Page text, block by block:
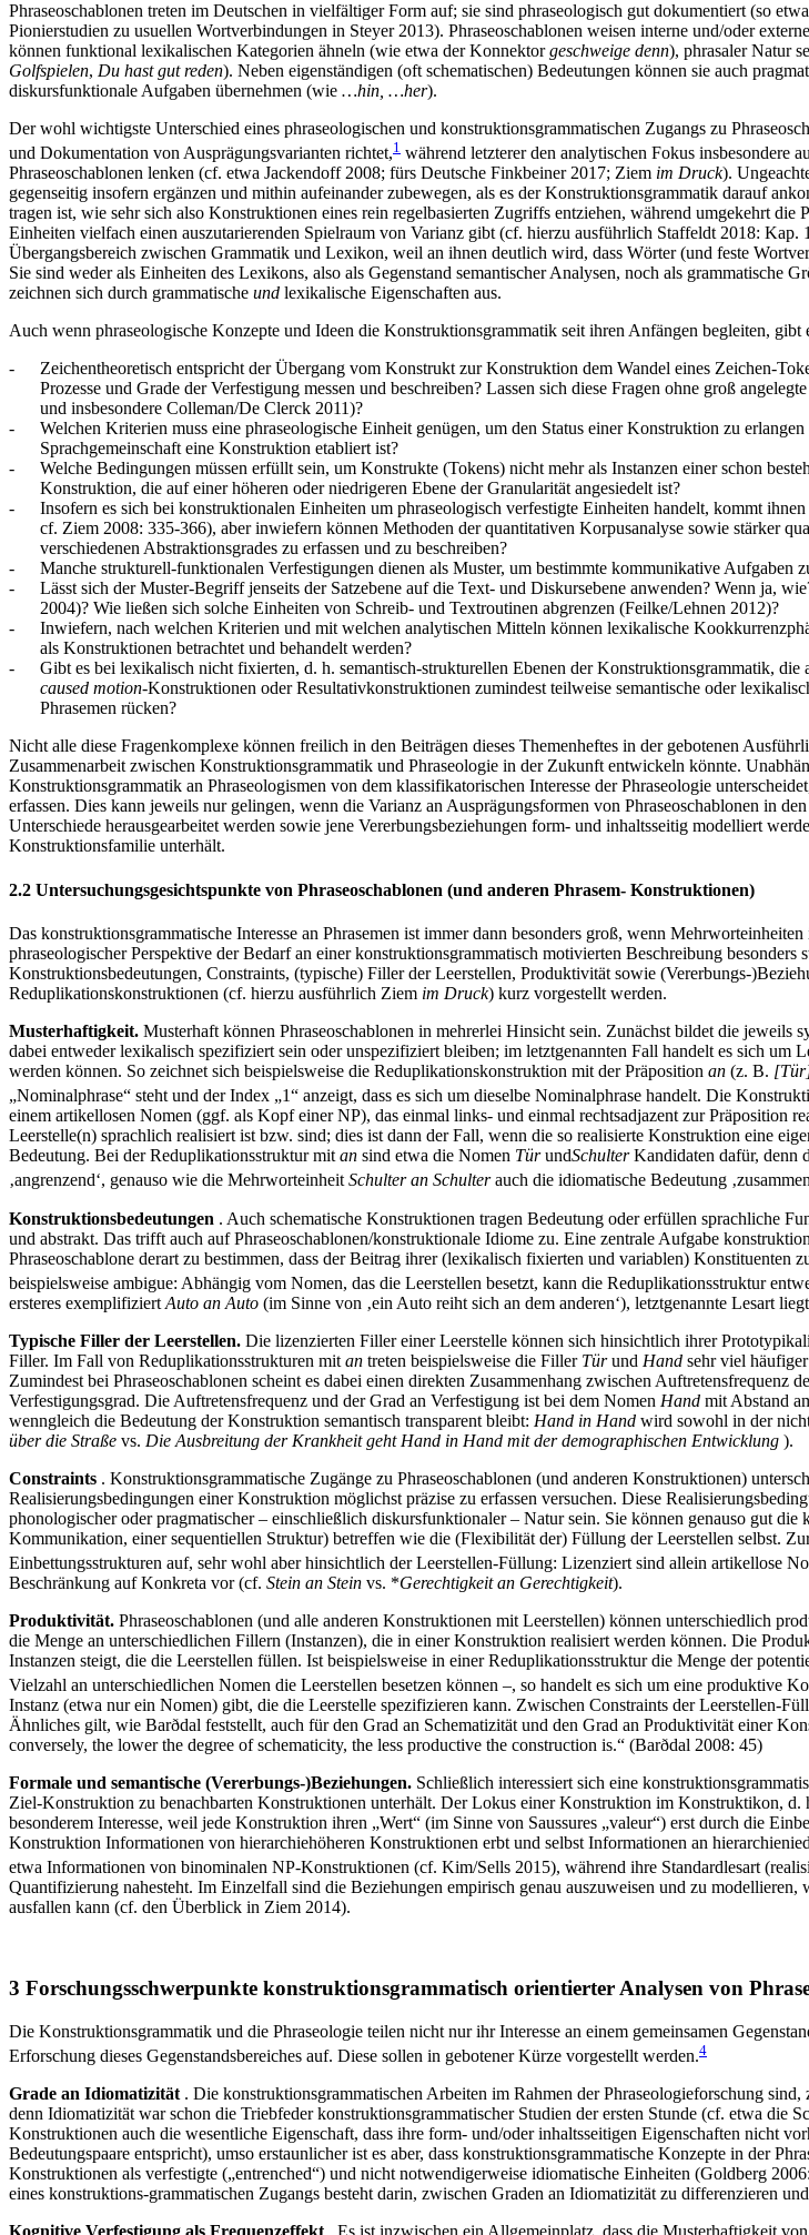
Phraseoschablonen treten im Deutschen in vielfältiger Form auf; sie sind phraseologisch gut dokumentiert (so
Pionierstudien zu usuellen Wortverbindungen in Steyer 2013). Phraseoschablonen weisen interne und/oder
können funktional lexikalischen Kategorien ähneln (wie etwa der Konnektorgeschweige denn), phrasaler Natur
Golfspielen, Du hast gut reden). Neben eigenständigen (oft schematischen) Bedeutungen können sie auch
diskursfunktionale Aufgaben übernehmen (wie …hin, …her).
Der wohl wichtigste Unterschied eines phraseologischen und konstruktionsgrammatischen Zugangs zu
und Dokumentation von Ausprägungsvarianten richtet,1 während letzterer den analytischen Fokus insbesondere
Phraseoschablonen lenken (cf. etwa Jackendoff 2008; fürs Deutsche Finkbeiner 2017; Ziem im Druck).
gegenseitig insofern ergänzen und mithin aufeinander zubewegen, als es der Konstruktionsgrammatik darauf
tragen ist, wie sehr sich also Konstruktionen eines rein regelbasierten Zugriffs entziehen, während umgekehrt die
Einheiten vielfach einen auszutarierenden Spielraum von Varianz gibt (cf. hierzu ausführlich Staffeldt 2018:
Übergangsbereich zwischen Grammatik und Lexikon, weil an ihnen deutlich wird, dass Wörter (und feste
Sie sind weder als Einheiten des Lexikons, also als Gegenstand semantischer Analysen, noch als grammatische
zeichnen sich durch grammatische und lexikalische Eigenschaften aus.
Auch wenn phraseologische Konzepte und Ideen die Konstruktionsgrammatik seit ihren Anfängen begleiten,
-
Zeichentheoretisch entspricht der Übergang vom Konstrukt zur Konstruktion dem Wandel eines Zeichen-
Prozesse und Grade der Verfestigung messen und beschreiben? Lassen sich diese Fragen ohne groß
und insbesondere Colleman/De Clerck 2011)?
-
Welchen Kriterien muss eine phraseologische Einheit genügen, um den Status einer Konstruktion zu
Sprachgemeinschaft eine Konstruktion etabliert ist?
-
Welche Bedingungen müssen erfüllt sein, um Konstrukte (Tokens) nicht mehr als Instanzen einer schon
Konstruktion, die auf einer höheren oder niedrigeren Ebene der Granularität angesiedelt ist?
-
Insofern es sich bei konstruktionalen Einheiten um phraseologisch verfestigte Einheiten handelt, kommt
cf. Ziem 2008: 335-366), aber inwiefern können Methoden der quantitativen Korpusanalyse sowie stärker
verschiedenen Abstraktionsgrades zu erfassen und zu beschreiben?
-
Manche strukturell-funktionalen Verfestigungen dienen als Muster, um bestimmte kommunikative Aufgaben
-
Lässt sich der Muster-Begriff jenseits der Satzebene auf die Text- und Diskursebene anwenden? Wenn ja,
2004)? Wie ließen sich solche Einheiten von Schreib- und Textroutinen abgrenzen (Feilke/Lehnen 2012)?
-
Inwiefern, nach welchen Kriterien und mit welchen analytischen Mitteln können lexikalische
als Konstruktionen betrachtet und behandelt werden?
-
Gibt es bei lexikalisch nicht fixierten, d. h. semantisch-strukturellen Ebenen der Konstruktionsgrammatik,
caused motion-Konstruktionen oder Resultativkonstruktionen zumindest teilweise semantische oder
Phrasemen rücken?
Nicht alle diese Fragenkomplexe können freilich in den Beiträgen dieses Themenheftes in der gebotenen
Zusammenarbeit zwischen Konstruktionsgrammatik und Phraseologie in der Zukunft entwickeln könnte.
Konstruktionsgrammatik an Phraseologismen von dem klassifikatorischen Interesse der Phraseologie
erfassen. Dies kann jeweils nur gelingen, wenn die Varianz an Ausprägungsformen von Phraseoschablonen in
Unterschiede herausgearbeitet werden sowie jene Vererbungsbeziehungen form- und inhaltsseitig modelliert
Konstruktionsfamilie unterhält.
2.2 Untersuchungsgesichtspunkte von Phraseoschablonen (und anderen Phrasem- Konstruktionen)
Das konstruktionsgrammatische Interesse an Phrasemen ist immer dann besonders groß, wenn
phraseologischer Perspektive der Bedarf an einer konstruktionsgrammatisch motivierten Beschreibung
Konstruktionsbedeutungen, Constraints, (typische) Filler der Leerstellen, Produktivität sowie (Vererbungs-
Reduplikationskonstruktionen (cf. hierzu ausführlich Ziem im Druck) kurz vorgestellt werden.
Musterhaftigkeit. Musterhaft können Phraseoschablonen in mehrerlei Hinsicht sein. Zunächst bildet die
dabei entweder lexikalisch spezifiziert sein oder unspezifiziert bleiben; im letztgenannten Fall handelt es sich um
werden können. So zeichnet sich beispielsweise die Reduplikationskonstruktion mit der Präposition an (z. B.
„Nominalphrase“ steht und der Index „1“ anzeigt, dass es sich um dieselbe Nominalphrase handelt. Die
einem artikellosen Nomen (ggf. als Kopf einer NP), das einmal links- und einmal rechtsadjazent zur Präposition
Leerstelle(n) sprachlich realisiert ist bzw. sind; dies ist dann der Fall, wenn die so realisierte Konstruktion eine
Bedeutung. Bei der Reduplikationsstruktur mit an sind etwa die Nomen TürundSchulterKandidaten dafür, denn
‚angrenzend‘, genauso wie die MehrworteinheitSchulter an Schulterauch die idiomatische Bedeutung
Konstruktionsbedeutungen . Auch schematische Konstruktionen tragen Bedeutung oder erfüllen sprachliche
und abstrakt. Das trifft auch auf Phraseoschablonen/konstruktionale Idiome zu. Eine zentrale Aufgabe
Phraseoschablone derart zu bestimmen, dass der Beitrag ihrer (lexikalisch fixierten und variablen)
beispielsweise ambigue: Abhängig vom Nomen, das die Leerstellen besetzt, kann die Reduplikationsstruktur
ersteres exemplifiziert Auto an Auto (im Sinne von ‚ein Auto reiht sich an dem anderen‘), letztgenannte Lesart
Typische Filler der Leerstellen. Die lizenzierten Filler einer Leerstelle können sich hinsichtlich ihrer
Filler. Im Fall von Reduplikationsstrukturen mit an treten beispielsweise die Filler Türund Hand sehr viel
Zumindest bei Phraseoschablonen scheint es dabei einen direkten Zusammenhang zwischen
Verfestigungsgrad. Die Auftretensfrequenz und der Grad an Verfestigung ist bei dem Nomen Hand mit Abstand
wenngleich die Bedeutung der Konstruktion semantisch transparent bleibt: Hand in Hand wird sowohl in der
über die Straße vs. Die Ausbreitung der Krankheit geht Hand in Hand mit der demographischen Entwicklung ).
Constraints . Konstruktionsgrammatische Zugänge zu Phraseoschablonen (und anderen Konstruktionen)
Realisierungsbedingungen einer Konstruktion möglichst präzise zu erfassen versuchen. Diese
phonologischer oder pragmatischer – einschließlich diskursfunktionaler – Natur sein. Sie können genauso gut
Kommunikation, einer sequentiellen Struktur) betreffen wie die (Flexibilität der) Füllung der Leerstellen selbst.
Einbettungsstrukturen auf, sehr wohl aber hinsichtlich der Leerstellen-Füllung: Lizenziert sind allein artikellose
Beschränkung auf Konkreta vor (cf. Stein an Stein vs. *Gerechtigkeit an Gerechtigkeit).
Produktivität. Phraseoschablonen (und alle anderen Konstruktionen mit Leerstellen) können unterschiedlich
die Menge an unterschiedlichen Fillern (Instanzen), die in einer Konstruktion realisiert werden können. Die
Instanzen steigt, die die Leerstellen füllen. Ist beispielsweise in einer Reduplikationsstruktur die Menge der
Vielzahl an unterschiedlichen Nomen die Leerstellen besetzen können –, so handelt es sich um eine
Instanz (etwa nur ein Nomen) gibt, die die Leerstelle spezifizieren kann. Zwischen Constraints der Leerstellen-
Ähnliches gilt, wie Barðdal feststellt, auch für den Grad an Schematizität und den Grad an Produktivität einer
conversely, the lower the degree of schematicity, the less productive the construction is.“ (Barðdal 2008: 45)
Formale und semantische (Vererbungs-)Beziehungen. Schließlich interessiert sich eine
Ziel-Konstruktion zu benachbarten Konstruktionen unterhält. Der Lokus einer Konstruktion im Konstruktikon,
besonderem Interesse, weil jede Konstruktion ihren „Wert“ (im Sinne von Saussures „valeur“) erst durch die
Konstruktion Informationen von hierarchiehöheren Konstruktionen erbt und selbst Informationen an
etwa Informationen von binominalen NP-Konstruktionen (cf. Kim/Sells 2015), während ihre Standardlesart
Quantifizierung nahesteht. Im Einzelfall sind die Beziehungen empirisch genau auszuweisen und zu
ausfallen kann (cf. den Überblick in Ziem 2014).
3 Forschungsschwerpunkte konstruktionsgrammatisch orientierter Analysen von
Die Konstruktionsgrammatik und die Phraseologie teilen nicht nur ihr Interesse an einem gemeinsamen
Erforschung dieses Gegenstandsbereiches auf. Diese sollen in gebotener Kürze vorgestellt werden.4
Grade an Idiomatizität . Die konstruktionsgrammatischen Arbeiten im Rahmen der Phraseologieforschung
denn Idiomatizität war schon die Triebfeder konstruktionsgrammatischer Studien der ersten Stunde (cf. etwa die
Konstruktionen auch die wesentliche Eigenschaft, dass ihre form- und/oder inhaltsseitigen Eigenschaften nicht
Bedeutungspaare entspricht), umso erstaunlicher ist es aber, dass konstruktionsgrammatische Konzepte in der
Konstruktionen als verfestigte („entrenched“) und nicht notwendigerweise idiomatische Einheiten (Goldberg
eines konstruktions-grammatischen Zugangs besteht darin, zwischen Graden an Idiomatizität zu differenzieren